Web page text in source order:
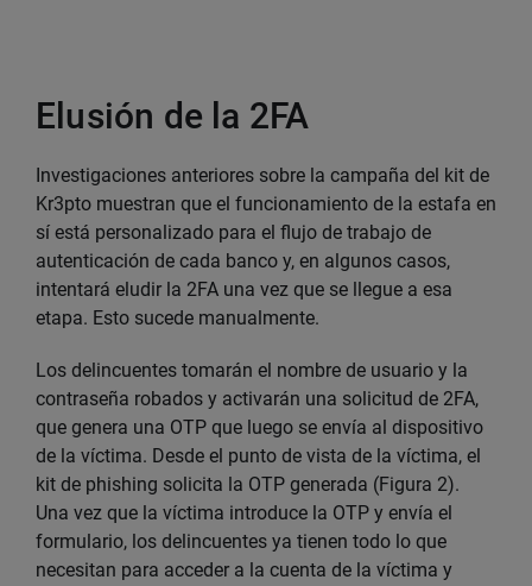
Elusión de la 2FA
Investigaciones anteriores sobre la campaña del kit de
Kr3pto muestran que el funcionamiento de la estafa en
sí está personalizado para el flujo de trabajo de
autenticación de cada banco y, en algunos casos,
intentará eludir la 2FA una vez que se llegue a esa
etapa. Esto sucede manualmente.
Los delincuentes tomarán el nombre de usuario y la
contraseña robados y activarán una solicitud de 2FA,
que genera una OTP que luego se envía al dispositivo
de la víctima. Desde el punto de vista de la víctima, el
kit de phishing solicita la OTP generada (Figura 2).
Una vez que la víctima introduce la OTP y envía el
formulario, los delincuentes ya tienen todo lo que
necesitan para acceder a la cuenta de la víctima y